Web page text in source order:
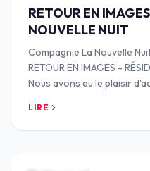
RETOUR EN
NOUVELLE NUIT
Compagnie La Nouvelle
RETOUR EN IMAGES -
Nous avons eu le plaisir
LIRE